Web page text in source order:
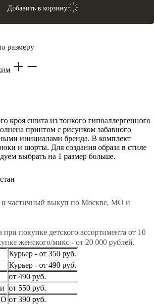
Добавить в корзину
размеру
кроя сшита из тонкого гипоаллергенного
принтом с рисунком забавного
инициалами бренда. В комплект
и шорты. Для создания образа в стиле
выбрать на 1 размер больше.
и частичный выкуп по Москве, МО и
при покупке детского ассортимента от 10
женского/микс - от 20 000 рублей.
Курьер - от 350 руб.
Курьер - от 490 руб.
от 490 руб.
от 550 руб.
от 390 руб.